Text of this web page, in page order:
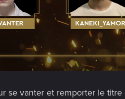
se vanter et remporter le